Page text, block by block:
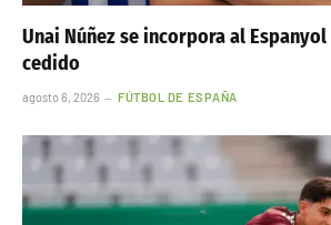
Unai Núñez se incorpora al
cedido
agosto 6, 2026 FÚTBOL DE ESPAÑA